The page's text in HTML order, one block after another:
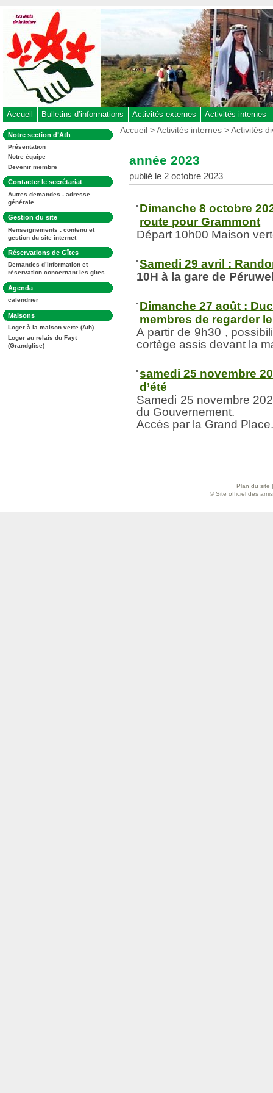
au
contenu
-
Aller
au
menu
-
à
la
recherche
Accueil Bulletins d’informations Activités externes Activités internes
Dans
la
rubrique
:
Notre section d’Ath
Présentation
Notre équipe
Devenir membre
Dans
la
rubrique
:
Contacter le secrétariat
Autres demandes - adresse
générale
Dans
la
rubrique
:
Gestion du site
Renseignements : contenu et
gestion du site internet
Dans
la
rubrique
:
Réservations de Gîtes
Demandes d’information et
réservation concernant les gites
Dans
la
rubrique
:
Agenda
calendrier
Dans
la
rubrique
:
Maisons
Loger à la maison verte (Ath)
Loger au relais du Fayt
(Grandglise)
Vous
Accueil >Activités internes >Activités
année 2023
publié le 2 octobre 2023
Dimanche 8 octobre
route pour Grammont
Départ 10h00 Maison
Samedi 29 avril :
10H à la gare de
Dimanche 27 août :
membres de regarder
A partir de 9h30 ,
cortège assis devant la
samedi 25 novembre
d’été
Samedi 25 novembre
du Gouvernement.
Accès par la Grand
Plan du site
© Site officiel des